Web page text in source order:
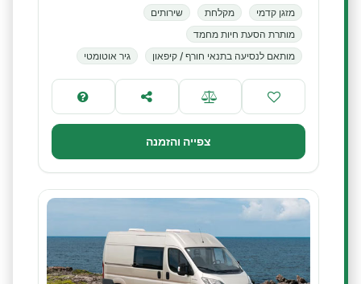
מזגן קדמי מקלחת
שירותים
מותרת הסעת חיות מחמד
מותאם לנסיעה בתנאי חורף / קיפאון
גיר אוטומטי
צפייה והזמנה